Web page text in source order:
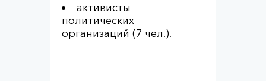
активисты
политических
организаций (7 чел.).